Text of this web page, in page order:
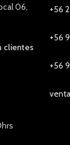
06,
clientes
+56
+56
+56